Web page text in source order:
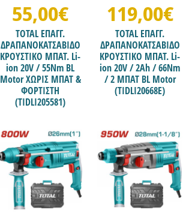
55,00€
TOTAL ΕΠΑΓΓ.
ΔΡΑΠΑΝΟΚΑΤΣΑΒΙΔΟ
ΚΡΟΥΣΤΙΚΟ ΜΠΑΤ. Li-
ion 20V / 55Nm BL
Motor ΧΩΡΙΣ ΜΠΑΤ &
ΦΟΡΤΙΣΤΗ
(TIDLI205581)
119,00€
TOTAL ΕΠΑΓΓ.
ΔΡΑΠΑΝΟΚΑΤΣΑΒΙΔΟ
ΚΡΟΥΣΤΙΚΟ ΜΠΑΤ. Li-
ion 20V / 2Ah / 66Nm
/ 2 ΜΠΑΤ BL Motor
(TIDLI20668E)